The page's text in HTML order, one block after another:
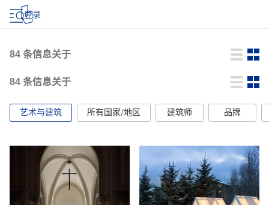
登录
84 条信息关于
84 条信息关于
艺术与建筑 所有国家/地区 建筑师 品牌